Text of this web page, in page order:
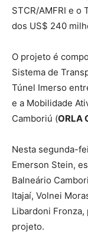
STCR/AMFRI e o
dos US$ 240
O projeto é
Sistema de
Túnel Imerso
e a Mobilidade
Camboriú (ORLA
Nesta segunda-
Emerson Stein,
Balneário
Itajaí, Volnei
Libardoni
projeto.